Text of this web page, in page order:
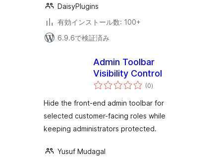
DaisyPlugins
有効インストール数: 100+
6.9.6で検証済み
Admin Toolbar
Visibility Control
(0個
の
価
)
Hide the front-end admin toolbar for
selected customer-facing roles while
keeping administrators protected.
Yusuf Mudagal